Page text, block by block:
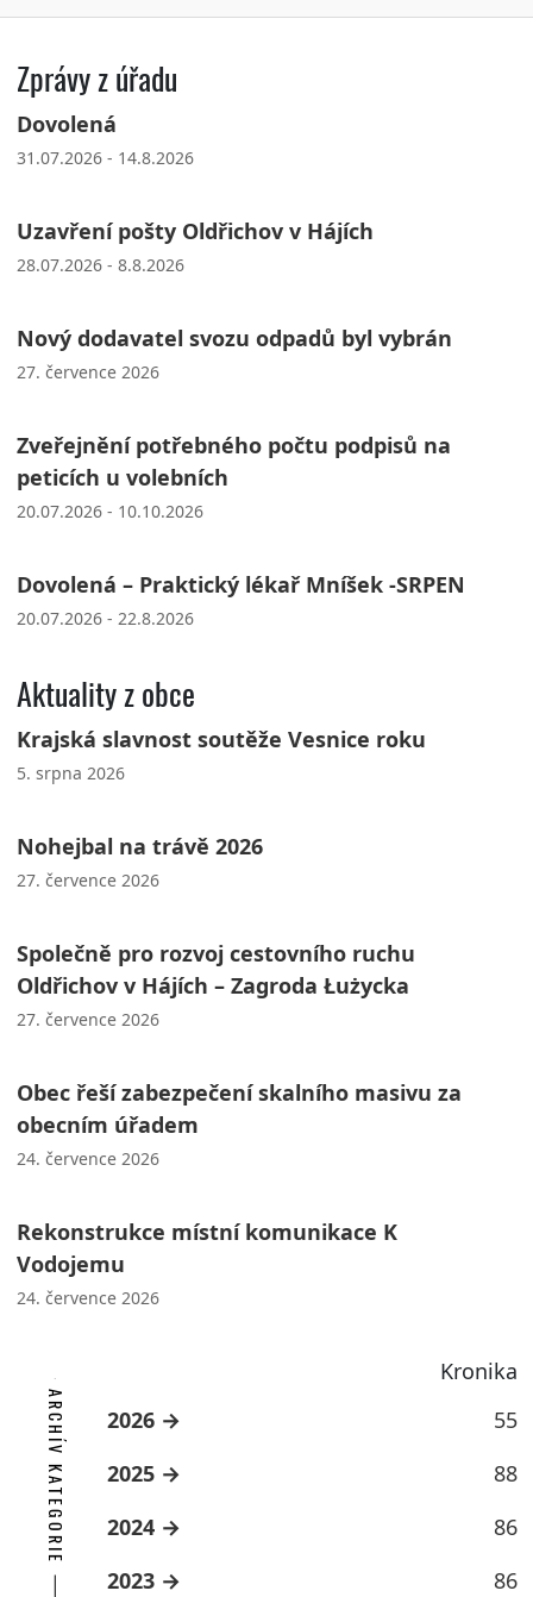
Zprávy z úřadu
Dovolená
31.07.2026 - 14.8.2026
Uzavření pošty Oldřichov v Hájích
28.07.2026 - 8.8.2026
Nový dodavatel svozu odpadů byl vybrán
27. července 2026
Zveřejnění potřebného počtu podpisů na
peticích u volebních
20.07.2026 - 10.10.2026
Dovolená – Praktický lékař Mníšek -SRPEN
20.07.2026 - 22.8.2026
Aktuality z obce
Krajská slavnost soutěže Vesnice roku
5. srpna 2026
Nohejbal na trávě 2026
27. července 2026
Společně pro rozvoj cestovního ruchu
Oldřichov v Hájích – Zagroda Łużycka
27. července 2026
Obec řeší zabezpečení skalního masivu za
obecním úřadem
24. července 2026
Rekonstrukce místní komunikace K
Vodojemu
24. července 2026
Kronika
ARCHÍV KATEGORIE 2026
55
2025
88
2024
86
2023
86